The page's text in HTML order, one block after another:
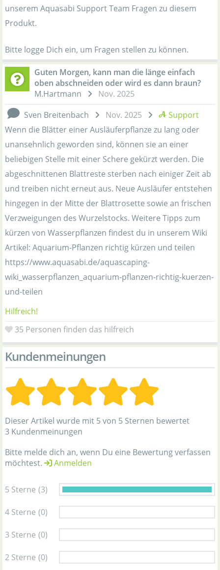
unserem Aquasabi Support Team Fragen zu diesem
Produkt.
Bitte logge Dich ein, um Fragen stellen zu können.
Guten Morgen, kann man die länge einfach
oben abschneiden oder wird es dann braun?
M.Hartmann
Nov. 2025
Sven Breitenbach
Nov. 2025
Support
Wenn die Blätter einer Ausläuferpflanze zu lang oder
unansehnlich geworden sind, können sie an einer
beliebigen Stelle mit einer Schere gekürzt werden. Die
abgeschnittenen Blattreste sterben nach einiger Zeit ab
und treiben nicht erneut aus. Neue Ausläufer entstehen
hingegen in der Mitte der Blattrosette sowie an frischen
Verzweigungen des Wurzelstocks. Weitere Tipps zum
kürzen von Wasserpflanzen findest du in unserem Wiki
Artikel: Aquarium-Pflanzen richtig kürzen und teilen
https://www.aquasabi.de/aquascaping-
wiki_wasserpflanzen_aquarium-pflanzen-richtig-kuerzen-
und-teilen
Hilfreich!
35 Personen finden das hilfreich
Kundenmeinungen
Dieser Artikel wurde mit 5 von 5 Sternen bewertet
3 Kundenmeinungen
Bitte melde dich an, wenn Du eine Bewertung verfassen
möchtest.
Anmelden
5 Sterne (3)
4 Sterne (0)
3 Sterne (0)
2 Sterne (0)